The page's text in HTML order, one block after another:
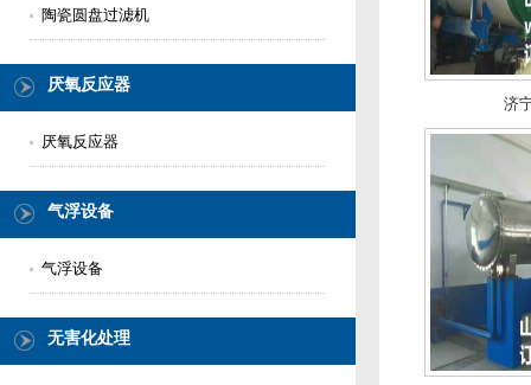
陶瓷圆盘过滤机
厌氧反应器
厌氧反应器
气浮设备
气浮设备
无害化处理
济